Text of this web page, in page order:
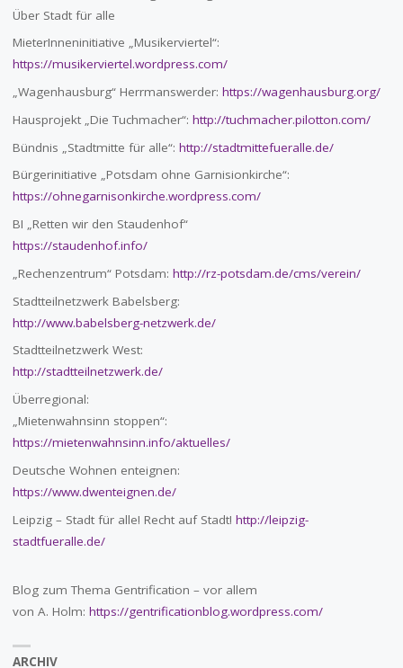
Über Stadt für alle
MieterInneninitiative „Musikerviertel“:
https://musikerviertel.wordpress.com/
„Wagenhausburg“ Herrmanswerder: https://wagenhausburg.org/
Hausprojekt „Die Tuchmacher“: http://tuchmacher.pilotton.com/
Bündnis „Stadtmitte für alle“: http://stadtmittefueralle.de/
Bürgerinitiative „Potsdam ohne Garnisionkirche“:
https://ohnegarnisonkirche.wordpress.com/
BI „Retten wir den Staudenhof“
https://staudenhof.info/
„Rechenzentrum“ Potsdam: http://rz-potsdam.de/cms/verein/
Stadtteilnetzwerk Babelsberg:
http://www.babelsberg-netzwerk.de/
Stadtteilnetzwerk West:
http://stadtteilnetzwerk.de/
Überregional:
„Mietenwahnsinn stoppen“:
https://mietenwahnsinn.info/aktuelles/
Deutsche Wohnen enteignen:
https://www.dwenteignen.de/
Leipzig – Stadt für alle! Recht auf Stadt! http://leipzig-
stadtfueralle.de/
Blog zum Thema Gentrification – vor allem
von A. Holm: https://gentrificationblog.wordpress.com/
ARCHIV